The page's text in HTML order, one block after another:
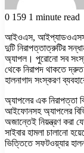
0 159 1 minute read
আইওএস, আইপ্যাডওএসসহ
দুটি নিরাপত্তাত্রুটির
অ্যাপল। পুরোনো সব
থেকে নিরাপদ থাকতে
হালনাগাদ সংস্করণ
অ্যাপলের এক নিরাপত্তা
আইফোনসহ অ্যাপলের
অজান্তেই নিয়ন্ত্রণ করা
সাইবার হামলা চালানো
ভিত্তিতে সফটওয়্যার